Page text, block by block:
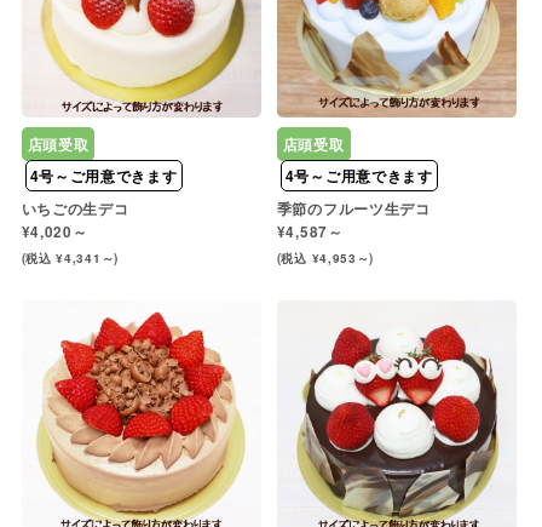
店頭受取
4号～ご用意できます
いちごの生デコ
¥4,020～
(税込 ¥4,341～)
店頭受取
4号～ご用意できます
季節のフルーツ生デコ
¥4,587～
(税込 ¥4,953～)